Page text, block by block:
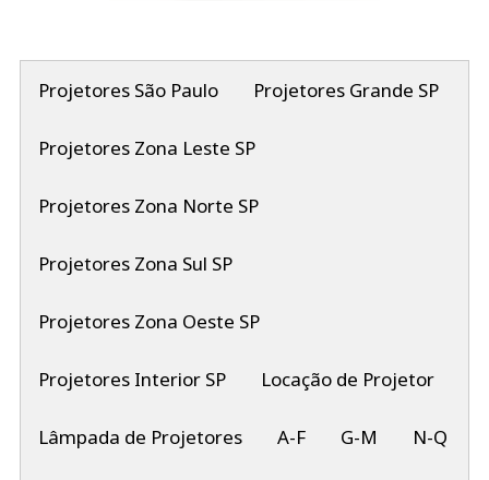
Projetores São Paulo Projetores Grande SP
Projetores Zona Leste SP
Projetores Zona Norte SP
Projetores Zona Sul SP
Projetores Zona Oeste SP
Projetores Interior SP Locação de Projetor
Lâmpada de Projetores A-F G-M N-Q